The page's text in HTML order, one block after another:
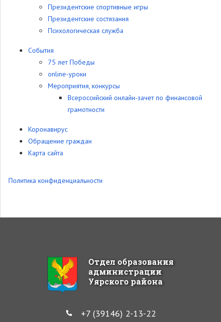
Президентские спортивные игры
Президентские состязания
Психологическая служба
События
75 лет Победы
online-уроки
Мероприятия, конкурсы
Всероссийский онлайн-зачет по финансовой
грамотности
Коронавирус
Обращение граждан
Карта сайта
Политика конфиденциальности
Отдел образования
администрации
Уярского района
+7 (39146) 2-13-22